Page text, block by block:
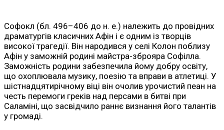
Софокл (бл. 496–406 до н. е.) належить до провідних
драматургів класичних Афін і є одним із творців
високої трагедії. Він народився у селі Колон поблизу
Афін у заможній родині майстра-зброяра Софілла.
Заможність родини забезпечила йому добру освіту,
що охоплювала музику, поезію та вправи в атлетиці. У
шістнадцятирічному віці він очолив урочистий пеан на
честь перемоги греків над персами в битві при
Саламіні, що засвідчило раннє визнання його талантів
у громаді.